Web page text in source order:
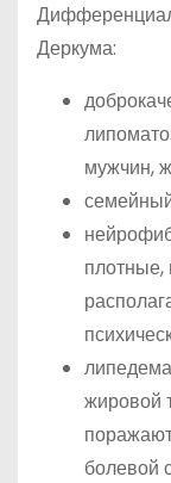
Деркума:
мужчин,
жировой
болевой